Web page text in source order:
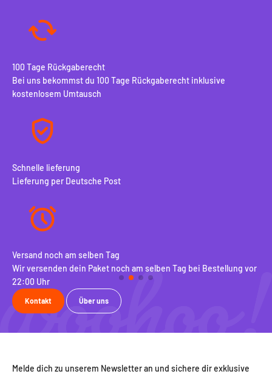
100 Tage Rückgaberecht
Bei uns bekommst du 100 Tage Rückgaberecht inklusive
kostenlosem Umtausch
Schnelle lieferung
Lieferung per Deutsche Post
Versand noch am selben Tag
Wir versenden dein Paket noch am selben Tag bei Bestellung vor
22:00 Uhr
Kontakt Über uns
Melde dich zu unserem Newsletter an und sichere dir exklusive